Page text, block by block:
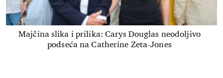
Majčina slika i prilika: Carys Douglas neodoljivo
podseća na Catherine Zeta-Jones